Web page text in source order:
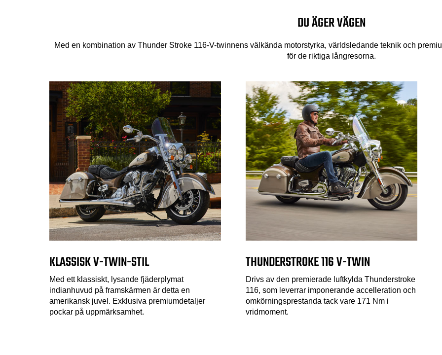
DU ÄGER VÄGEN
Med en kombination av Thunder Stroke 116-V-twinnens välkända motorstyrka, världsledande teknik och
för de riktiga långresorna.
KLASSISK V-TWIN-STIL
Med ett klassiskt, lysande fjäderplymat
indianhuvud på framskärmen är detta en
amerikansk juvel. Exklusiva premiumdetaljer
pockar på uppmärksamhet.
THUNDERSTROKE 116 V-TWIN
Drivs av den premierade luftkylda Thunderstroke
116, som leverrar imponerande accelleration och
omkörningsprestanda tack vare 171 Nm i
vridmoment.